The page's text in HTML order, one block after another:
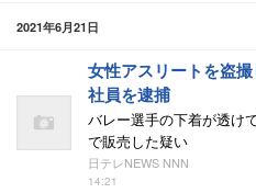
2021年6月21日
女性アスリートを盗
社員を逮捕
バレー選手の下着が透け
で販売した疑い
日テレNEWS NNN
14:21